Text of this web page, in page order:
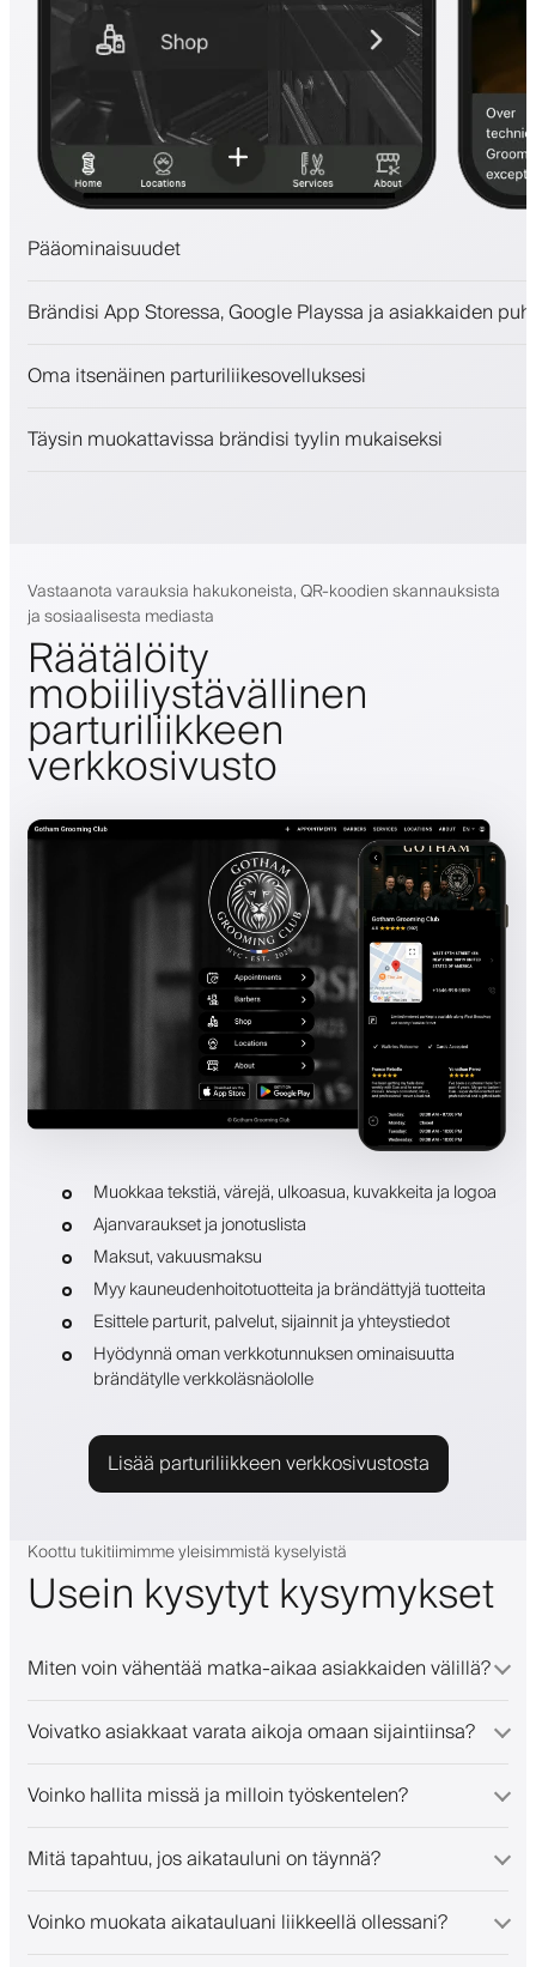
Pääominaisuudet
Maksut, vakuusmaksu
Sitouta asiakkaita kanta-asiakasohjelmalla
Brändisi App Storessa, Google Playssa ja asiakkaiden
Oma itsenäinen parturiliikesovelluksesi
Täysin muokattavissa brändisi tyylin mukaiseksi
Vastaanota varauksia hakukoneista, QR-koodien skannauksista
ja sosiaalisesta mediasta
Räätälöity
mobiiliystävällinen
parturiliikkeen
verkkosivusto
Muokkaa tekstiä, värejä, ulkoasua, kuvakkeita ja logoa
Ajanvaraukset ja jonotuslista
Maksut, vakuusmaksu
Myy kauneudenhoitotuotteita ja brändättyjä tuotteita
Esittele parturit, palvelut, sijainnit ja yhteystiedot
Hyödynnä oman verkkotunnuksen ominaisuutta
brändätylle verkkoläsnäololle
Lisää parturiliikkeen verkkosivustosta
Koottu tukitiimimme yleisimmistä kyselyistä
Usein kysytyt kysymykset
Miten voin vähentää matka-aikaa asiakkaiden välillä?
Voivatko asiakkaat varata aikoja omaan sijaintiinsa?
Voinko hallita missä ja milloin työskentelen?
Mitä tapahtuu, jos aikatauluni on täynnä?
Voinko muokata aikatauluani liikkeellä ollessani?